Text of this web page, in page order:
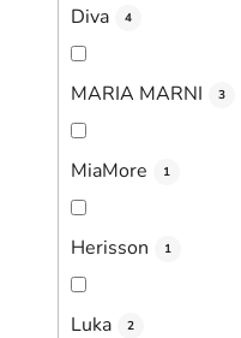
Diva 4
MARIA MARNI 3
MiaMore 1
Herisson 1
Luka 2